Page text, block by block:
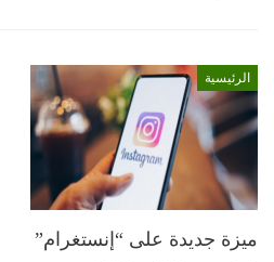
الرئيسية
ميزة جديدة على “إنستغرام”